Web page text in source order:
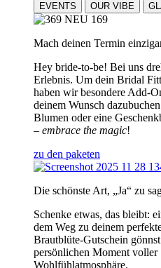
EVENTS
OUR VIBE
Mach deinen Termin
Hey bride-to-be! Bei uns
Erlebnis. Um dein Bridal
haben wir besondere Add-
deinem Wunsch
Blumen oder eine
– embrace the magic!
zu den paketen
Die schönste Art, „Ja“ zu
Schenke etwas, das bleibt:
dem Weg zu deinem
Brautblüte-Gutschein
persönlichen Moment
Wohlfühlatmosphäre.